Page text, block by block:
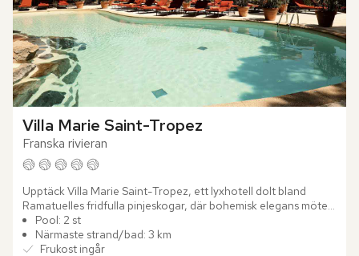
Villa Marie Saint-Tropez
Franska rivieran
Upptäck Villa Marie Saint-Tropez, ett lyxhotell dolt bland
Ramatuelles fridfulla pinjeskogar, där bohemisk elegans möter
italiensk finess och skapar en atmosfär fylld av romantik...
Pool: 2 st
Närmaste strand/bad: 3 km
Frukost ingår